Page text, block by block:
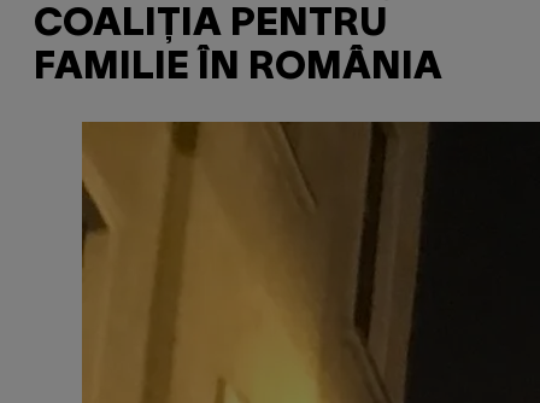
COALIȚIA PENTRU
FAMILIE ÎN ROMÂNIA